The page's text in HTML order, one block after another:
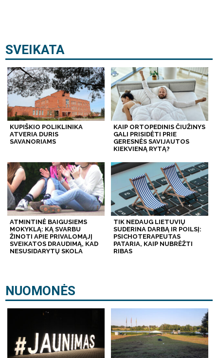
SVEIKATA
KUPIŠKIO POLIKLINIKA
ATVERIA DURIS
SAVANORIAMS
KAIP ORTOPEDINIS ČIUŽINYS
GALI PRISIDĖTI PRIE
GERESNĖS SAVIJAUTOS
KIEKVIENĄ RYTĄ?
ATMINTINĖ BAIGUSIEMS
MOKYKLĄ: KĄ SVARBU
ŽINOTI APIE PRIVALOMĄJĮ
SVEIKATOS DRAUDIMĄ, KAD
NESUSIDARYTŲ SKOLA
TIK NEDAUG LIETUVIŲ
SUDERINA DARBĄ IR POILSĮ:
PSICHOTERAPEUTAS
PATARIA, KAIP NUBRĖŽTI
RIBAS
NUOMONĖS